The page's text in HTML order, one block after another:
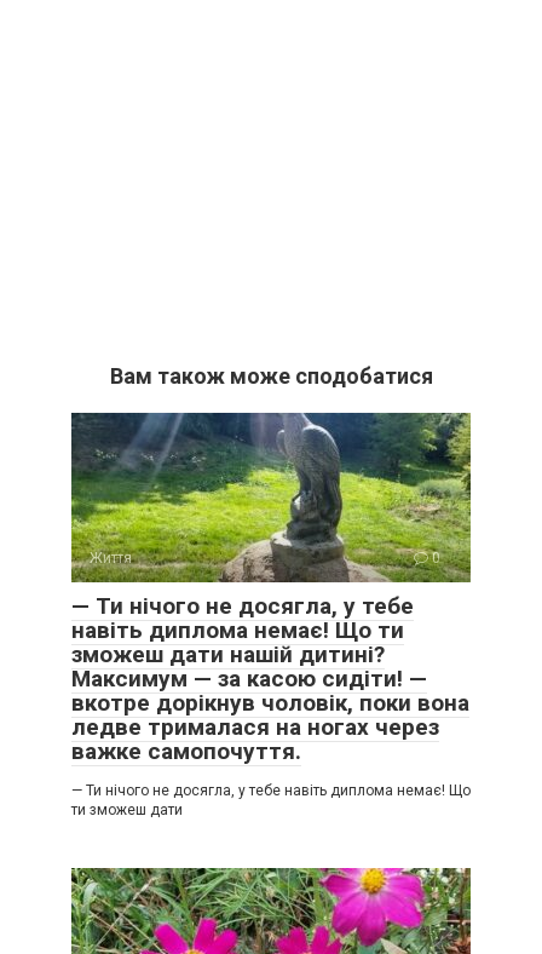
Вам також може сподобатися
Життя 0
— Ти нічого не досягла, у тебе
навіть диплома немає! Що ти
зможеш дати нашій дитині?
Максимум — за касою сидіти! —
вкотре дорікнув чоловік, поки вона
ледве трималася на ногах через
важке самопочуття.
— Ти нічого не досягла, у тебе навіть диплома немає! Що
ти зможеш дати